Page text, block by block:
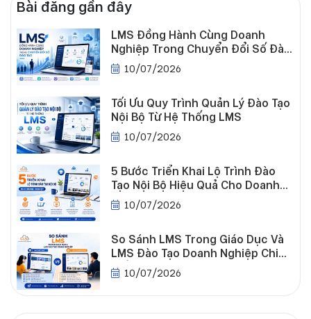
Bài đăng gần đây
LMS Đồng Hành Cùng Doanh
Nghiệp Trong Chuyển Đổi Số Đào
Tạo10/07/2026
Tối Ưu Quy Trình Quản Lý Đào Tạo
Nội Bộ Từ Hệ Thống LMS
10/07/2026
5 Bước Triển Khai Lộ Trình Đào
Tạo Nội Bộ Hiệu Quả Cho Doanh
Nghiệp
10/07/2026
So Sánh LMS Trong Giáo Dục Và
LMS Đào Tạo Doanh Nghiệp Chi
Tiết10/07/2026